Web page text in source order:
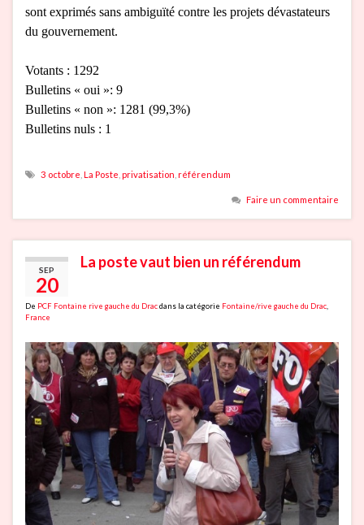
sont exprimés sans ambiguïté contre les projets dévastateurs
du gouvernement.
Votants : 1292
Bulletins « oui »: 9
Bulletins « non »: 1281 (99,3%)
Bulletins nuls : 1
3 octobre La Poste privatisation référendum
Faire un commentaire
SEP
20
La poste vaut bien un référendum
De PCF Fontaine rive gauche du Dracdans la catégorie Fontaine/rive gauche du Drac
France